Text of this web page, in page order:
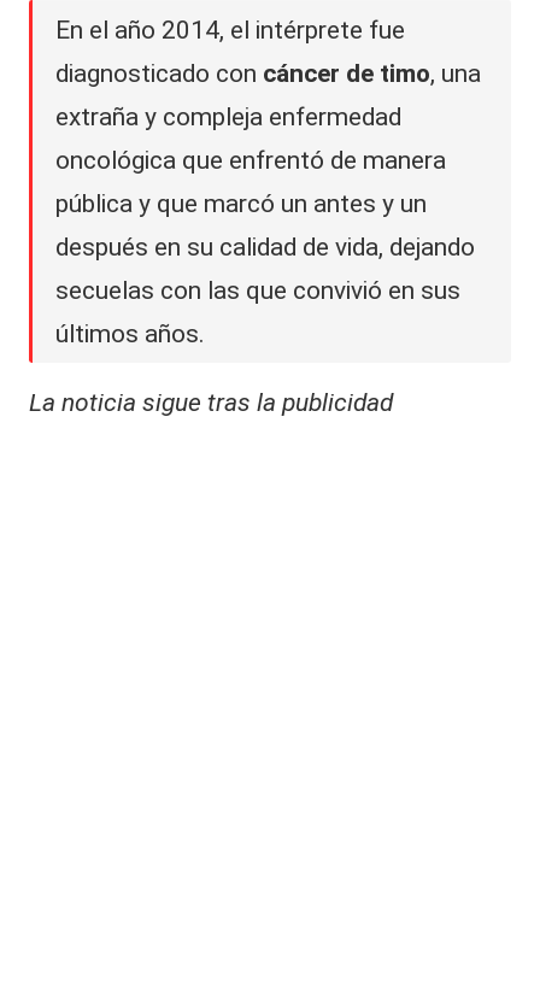
En el año 2014, el intérprete fue
diagnosticado con cáncer de timo, una
extraña y compleja enfermedad
oncológica que enfrentó de manera
pública y que marcó un antes y un
después en su calidad de vida, dejando
secuelas con las que convivió en sus
últimos años.
La noticia sigue tras la publicidad